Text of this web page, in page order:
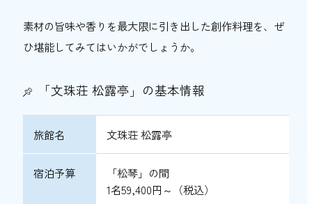
素材の旨味や香りを最大限に引き出した創作料理を、ぜ
ひ堪能してみてはいかがでしょうか。
「文珠荘 松露亭」の基本情報
旅館名 文珠荘 松露亭
宿泊予算
「松琴」の間
1名59,400円～（税込）